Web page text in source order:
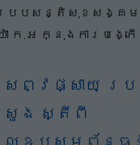
តិរបបសន្តិសុខសង្គ
យ៉ា ក.អ ក្នុងការបង្កើ
ផ្សព្វផ្សាយ ប្រ
ង ស្តីពី